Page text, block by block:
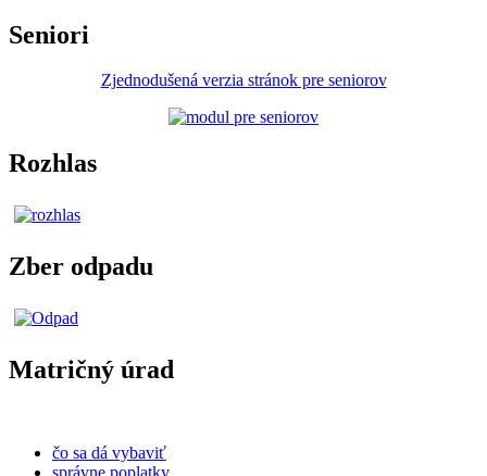
Seniori
Zjednodušená verzia stránok pre seniorov
Rozhlas
Zber odpadu
Matričný úrad
čo sa dá vybaviť
správne poplatky